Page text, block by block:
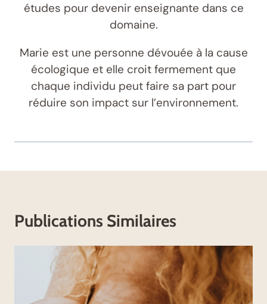
études pour devenir enseignante dans ce
domaine.
Marie est une personne dévouée à la cause
écologique et elle croit fermement que
chaque individu peut faire sa part pour
réduire son impact sur l’environnement.
Publications Similaires